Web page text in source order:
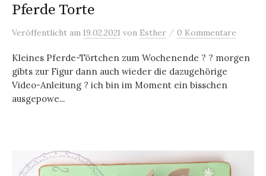
Pferde Torte
Veröffentlicht am 19.02.2021 von Esther / 0 Kommentare
Kleines Pferde-Törtchen zum Wochenende ? ? morgen
gibts zur Figur dann auch wieder die dazugehörige
Video-Anleitung ? ich bin im Moment ein bisschen
ausgepowe...